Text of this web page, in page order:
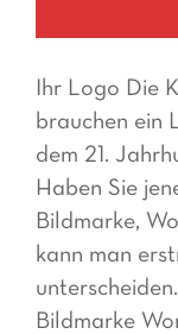
Ihr Logo Die
brauchen ein
dem 21.
Haben Sie
Bildmarke,
kann man
Bildmarke